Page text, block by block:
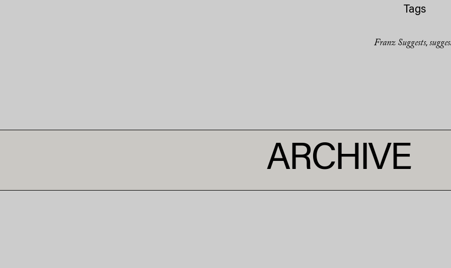
Tags
Franz Suggests,
ARCHIVE